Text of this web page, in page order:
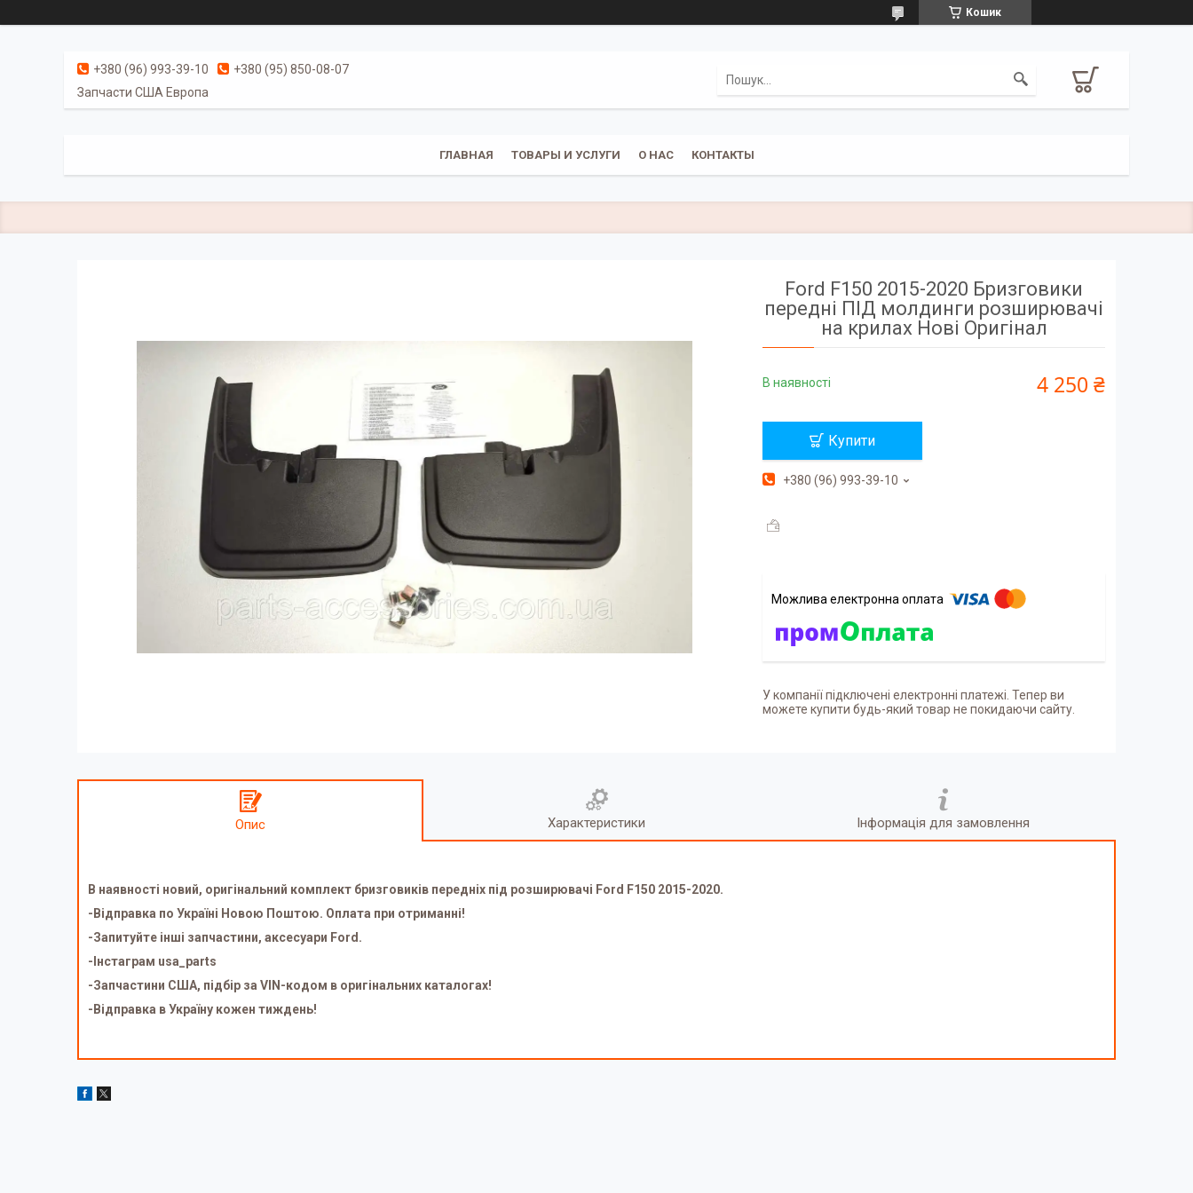
Кошик
+380 (96) 993-39-10
+380 (95) 850-08-07
Запчасти США Европа
ГЛАВНАЯ ТОВАРЫ И УСЛУГИ О НАС КОНТАКТЫ
Ford F150 2015-2020 Бризговики
передні ПІД молдинги розширювачі
на крилах Нові Оригінал
В наявності 4 250 ₴
Купити
+380 (96) 993-39-10
У компанії підключені електронні платежі. Тепер ви
можете купити будь-який товар не покидаючи сайту.
Опис Характеристики Інформація для замовлення
В наявності новий, оригінальний комплект бризговиків передніх під розширювачі Ford F150 2015-2020.
-Відправка по Україні Новою Поштою. Оплата при отриманні!
-Запитуйте інші запчастини, аксесуари Ford.
-Інстаграм usa_parts
-Запчастини США, підбір за VIN-кодом в оригінальних каталогах!
-Відправка в Україну кожен тиждень!